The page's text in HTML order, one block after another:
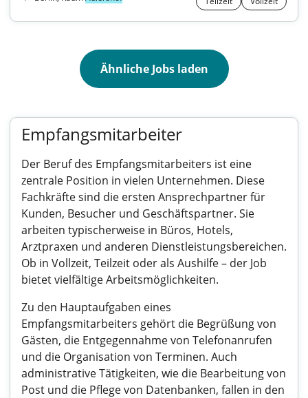
Ähnliche Jobs laden
Empfangsmitarbeiter
Der Beruf des Empfangsmitarbeiters ist eine
zentrale Position in vielen Unternehmen. Diese
Fachkräfte sind die ersten Ansprechpartner für
Kunden, Besucher und Geschäftspartner. Sie
arbeiten typischerweise in Büros, Hotels,
Arztpraxen und anderen Dienstleistungsbereichen.
Ob in Vollzeit, Teilzeit oder als Aushilfe – der Job
bietet vielfältige Arbeitsmöglichkeiten.
Zu den Hauptaufgaben eines
Empfangsmitarbeiters gehört die Begrüßung von
Gästen, die Entgegennahme von Telefonanrufen
und die Organisation von Terminen. Auch
administrative Tätigkeiten, wie die Bearbeitung von
Post und die Pflege von Datenbanken, fallen in den